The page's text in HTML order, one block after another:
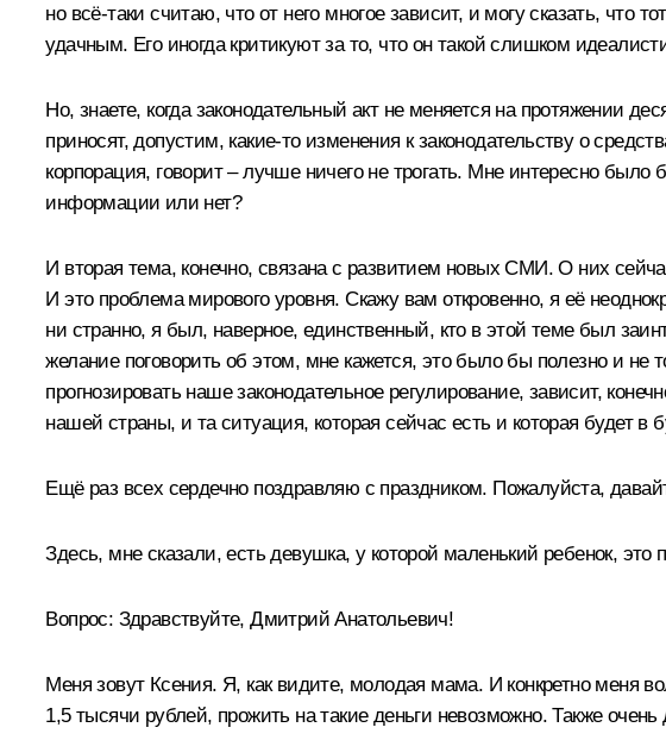
но всё‑таки считаю, что от него многое зависит, и могу сказать,
удачным. Его иногда критикуют за то, что он такой слишком
Но, знаете, когда законодательный акт не меняется на протяжении
приносят, допустим, какие‑то изменения к законодательству о
корпорация, говорит – лучше ничего не трогать. Мне интересно
информации или нет?
И вторая тема, конечно, связана с развитием новых СМИ. О них
И это проблема мирового уровня. Скажу вам откровенно, я её
ни странно, я был, наверное, единственный, кто в этой теме был
желание поговорить об этом, мне кажется, это было бы полезно и
прогнозировать наше законодательное регулирование, зависит,
нашей страны, и та ситуация, которая сейчас есть и которая будет в
Ещё раз всех сердечно поздравляю с праздником. Пожалуйста,
Здесь, мне сказали, есть девушка, у которой маленький ребенок,
Вопрос: Здравствуйте, Дмитрий Анатольевич!
Меня зовут Ксения. Я, как видите, молодая мама. И конкретно меня
1,5 тысячи рублей, прожить на такие деньги невозможно. Также